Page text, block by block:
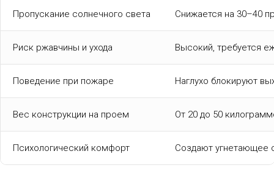
Пропускание солнечного света Снижается на 30–40
Риск ржавчины и ухода Высокий, требуется
Поведение при пожаре Наглухо блокируют
Вес конструкции на проем От 20 до 50
Психологический комфорт Создают угнетающее